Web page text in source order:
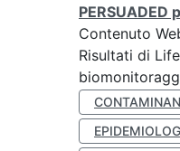
PERSUADED
Contenuto
Risultati di